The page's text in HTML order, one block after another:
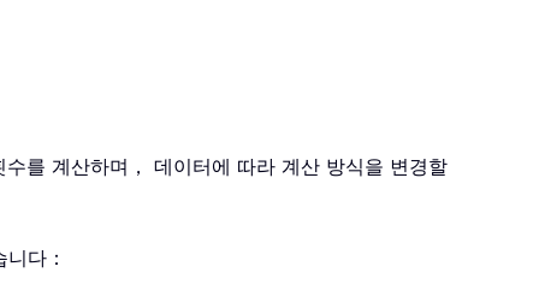
수를 계산하며， 데이터에 따라 계산 방식을 변경할
다：